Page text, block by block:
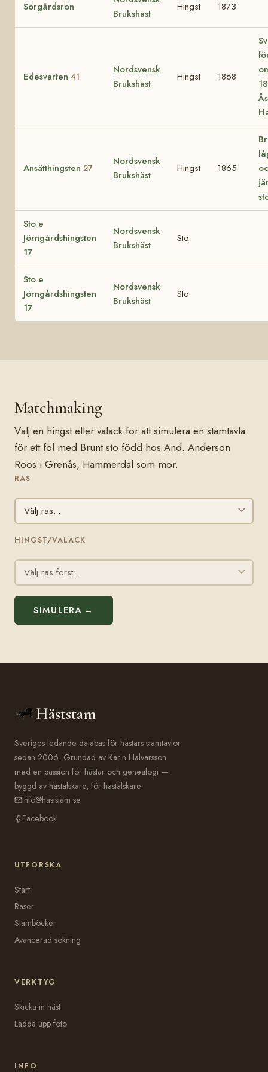
Sörgårdsrön
Brukshäst
Hingst 1873
Edesvarten 41
Nordsvensk
Brukshäst
Hingst 1868
Ansätthingsten 27
Nordsvensk
Brukshäst
Hingst 1865
Sto e
Jörngårdshingsten
17
Nordsvensk
Brukshäst
Sto
Sto e
Jörngårdshingsten
17
Nordsvensk
Brukshäst
Sto
Matchmaking
Välj en hingst eller valack för att simulera en stamtavla
för ett föl med Brunt sto född hos And. Anderson
Roos i Grenås, Hammerdal som mor.
RAS
HINGST/VALACK
SIMULERA →
Häststam
Sveriges ledande databas för hästars stamtavlor
sedan 2006. Grundad av Karin Halvarsson
med en passion för hästar och genealogi —
byggd av hästälskare, för hästälskare.
info@haststam.se
Facebook
UTFORSKA
Start
Raser
Stamböcker
Avancerad sökning
VERKTYG
Skicka in häst
Ladda upp foto
INFO